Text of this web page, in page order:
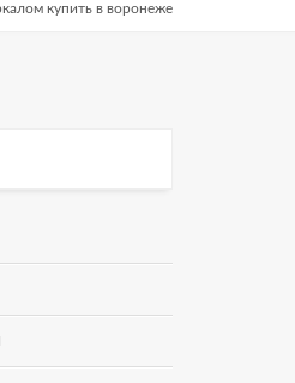
купить в воронеже